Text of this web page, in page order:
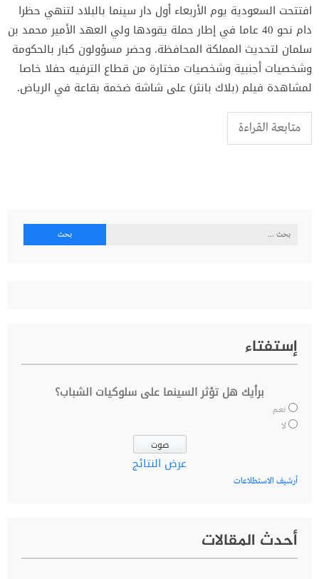
افتتحت السعودية يوم الأربعاء أول دار سينما بالبلاد لتنهي حظرا
دام نحو 40 عاما في إطار حملة يقودها ولي العهد الأمير محمد بن
سلمان لتحديث المملكة المحافظة. وحضر مسؤولون كبار بالحكومة
وشخصيات أجنبية وشخصيات مختارة من قطاع الترفيه حفلا خاصا
لمشاهدة فيلم (بلاك بانثر) على شاشة ضخمة بقاعة في الرياض.
متابعة القراءة
البحث
إستفتاء
برأيك هل تؤثر السينما على سلوكيات الشباب؟
نعم
لا
عرض النتائج
أرشيف الاستطلاعات
أحدث المقالات